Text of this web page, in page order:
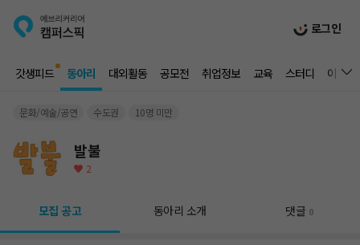
로그인
갓생피드 동아리 대외활동 공모전 취업정보 교육 스터디 이벤트
문화/예술/공연 수도권 10명 미만
발불
2
모집 공고 동아리 소개 댓글 0